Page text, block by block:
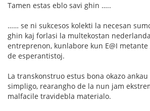
Tamen estas eblo savi ghin …..
…… se ni sukcesos kolekti la necesan
ghin kaj forlasi la multekostan
entreprenon, kunlabore kun E@I
de esperantistoj.
La transkonstruo estus bona okazo
simpligo, rearangho de la nun jam
malfacile travidebla materialo.